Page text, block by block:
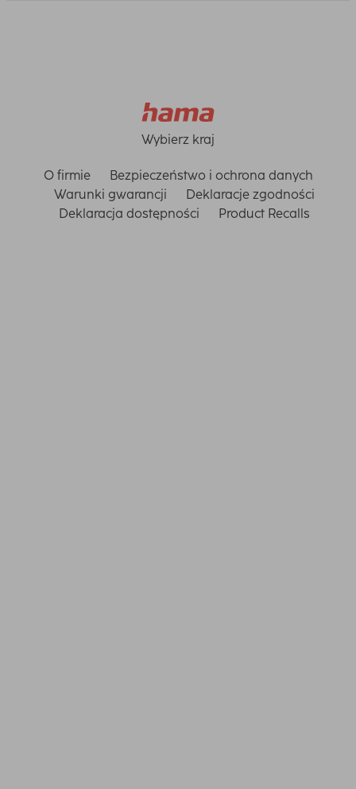
Wybierz kraj
O firmie
Bezpieczeństwo i ochrona danych
Warunki gwarancji
Deklaracje zgodności
Deklaracja dostępności
Product Recalls